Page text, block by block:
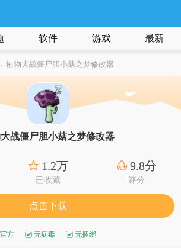
软件 游戏 最新
植物大战僵尸胆小菇之梦修改器
战僵尸胆小菇之梦修改器
1.2万
已收藏
9.8分
评分
点击下载
官方 无病毒 无捆绑